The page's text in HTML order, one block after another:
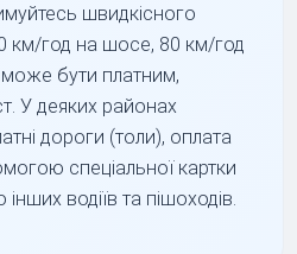
швидкісного
км/год на шосе, 80 км/год
може бути платним,
У деяких районах
дороги (толи), оплата
спеціальної картки
водіїв та пішоходів.